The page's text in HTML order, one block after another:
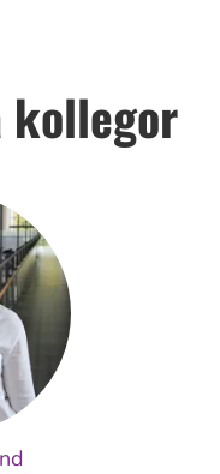
kollegor